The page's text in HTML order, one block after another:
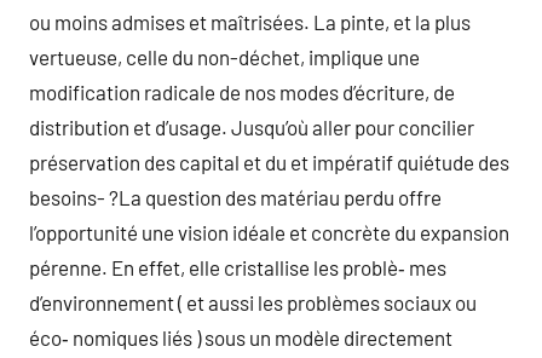
ou moins admises et maîtrisées. La pinte, et la plus
vertueuse, celle du non-déchet, implique une
modification radicale de nos modes d’écriture, de
distribution et d’usage. Jusqu’où aller pour concilier
préservation des capital et du et impératif quiétude des
besoins- ?La question des matériau perdu offre
l’opportunité une vision idéale et concrète du expansion
pérenne. En effet, elle cristallise les problè‑ mes
d’environnement ( et aussi les problèmes sociaux ou
éco‑ nomiques liés ) sous un modèle directement